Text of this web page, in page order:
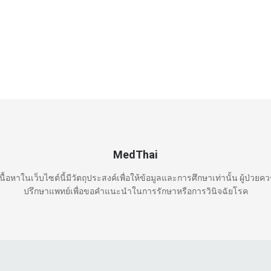
MedThai
อหาในเว็บไซต์นี้มีวัตถุประสงค์เพื่อให้ข้อมูลและการศึกษาเท่านั้น ผู้ป่วยค
ปรึกษาแพทย์เพื่อขอคำแนะนำในการรักษาหรือการวินิจฉัยโรค